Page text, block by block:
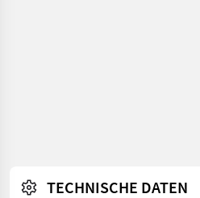
TECHNISCHE DATEN